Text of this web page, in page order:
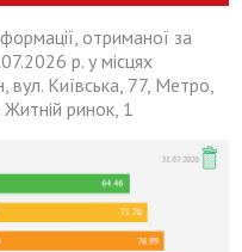
отриманої за
р. у місцях
Київська, 77, Метро,
ринок, 1